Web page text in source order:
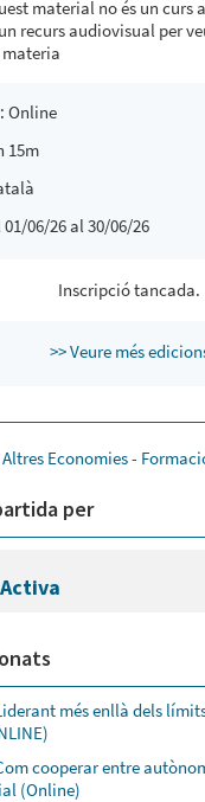
material no és un curs
recurs audiovisual per
Online
15m
01/06/26 al 30/06/26
Inscripció tancada.
>> Veure més
Altres Economies -
per
més enllà dels
cooperar entre
(Online)